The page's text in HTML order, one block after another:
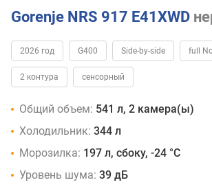
Gorenje NRS 917 E41XWD
2026 год G400 Side-by-side full
2 контура сенсорный
Общий объем: 541 л, 2 камера(ы)
Холодильник: 344 л
Морозилка: 197 л, сбоку, -24 °C
Уровень шума: 39 дБ